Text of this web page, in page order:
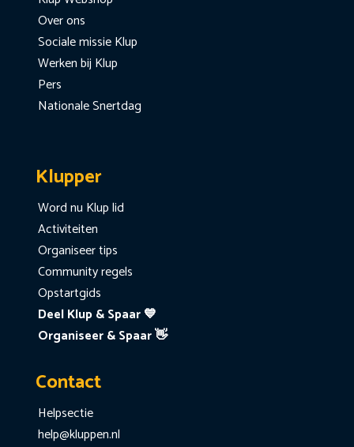
Over ons
Sociale missie Klup
Werken bij Klup
Pers
Nationale Snertdag
Klupper
Word nu Klup lid
Activiteiten
Organiseer tips
Community regels
Opstartgids
Deel Klup & Spaar 💙
Organiseer & Spaar 👋
Contact
Helpsectie
help@kluppen.nl